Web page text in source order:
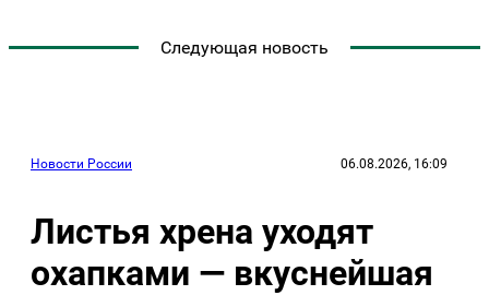
Следующая новость
Новости России 06.08.2026, 16:09
Листья хрена уходят
охапками — вкуснейшая